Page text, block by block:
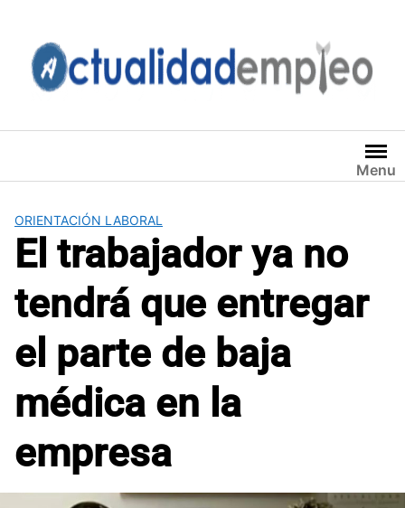
contenido
Menu
ORIENTACIÓN LABORAL
El trabajador ya no
tendrá que entregar
el parte de baja
médica en la
empresa